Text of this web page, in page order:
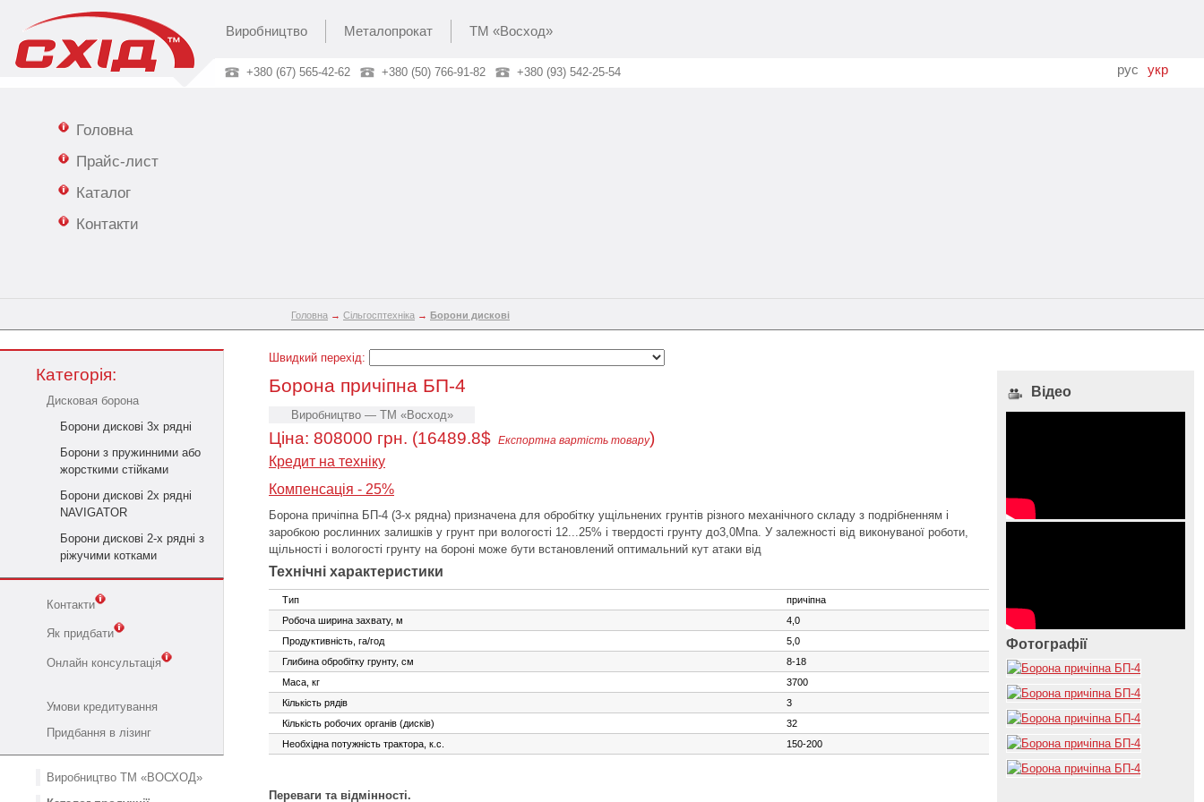
Виробництво Металопрокат ТМ «Восход»
рус укр
+380 (67) 565-42-62 +380 (50) 766-91-82 +380 (93) 542-25-54
Головна
Прайс-лист
Каталог
Контакти
Головна → Сільгосптехніка → Борони дискові
Категорія:
Дисковая борона
Борони дискові 3х рядні
Борони з пружинними або
жорсткими стійками
Борони дискові 2х рядні
NAVIGATOR
Борони дискові 2-х рядні з
ріжучими котками
Контакти
Як придбати
Онлайн консультація
Умови кредитування
Придбання в лізинг
Виробництво ТМ «ВОСХОД»
Швидкий перехід:
Борона причіпна БП-4
Виробництво — ТМ «Восход»
Ціна: 808000 грн. (16489.8$ Експортна вартість товару)
Кредит на техніку
Компенсація - 25%
Борона причіпна БП-4 (3-х рядна) призначена для обробітку ущільнених грунтів різного механічного складу з подрібненням і
заробкою рослинних залишків у грунт при вологості 12...25% і твердості грунту до3,0Мпа. У залежності від виконуваної роботи,
щільності і вологості грунту на бороні може бути встановлений оптимальний кут атаки від
Технічні характеристики
Тип
причіпна
Робоча ширина захвату, м
4,0
Продуктивність, га/год
5,0
Глибина обробітку грунту, см
8-18
Маса, кг
3700
Кількість рядів
3
Кількість робочих органів (дисків)
32
Необхідна потужність трактора, к.с.
150-200
Переваги та відмінності.
Відео
Фотографії